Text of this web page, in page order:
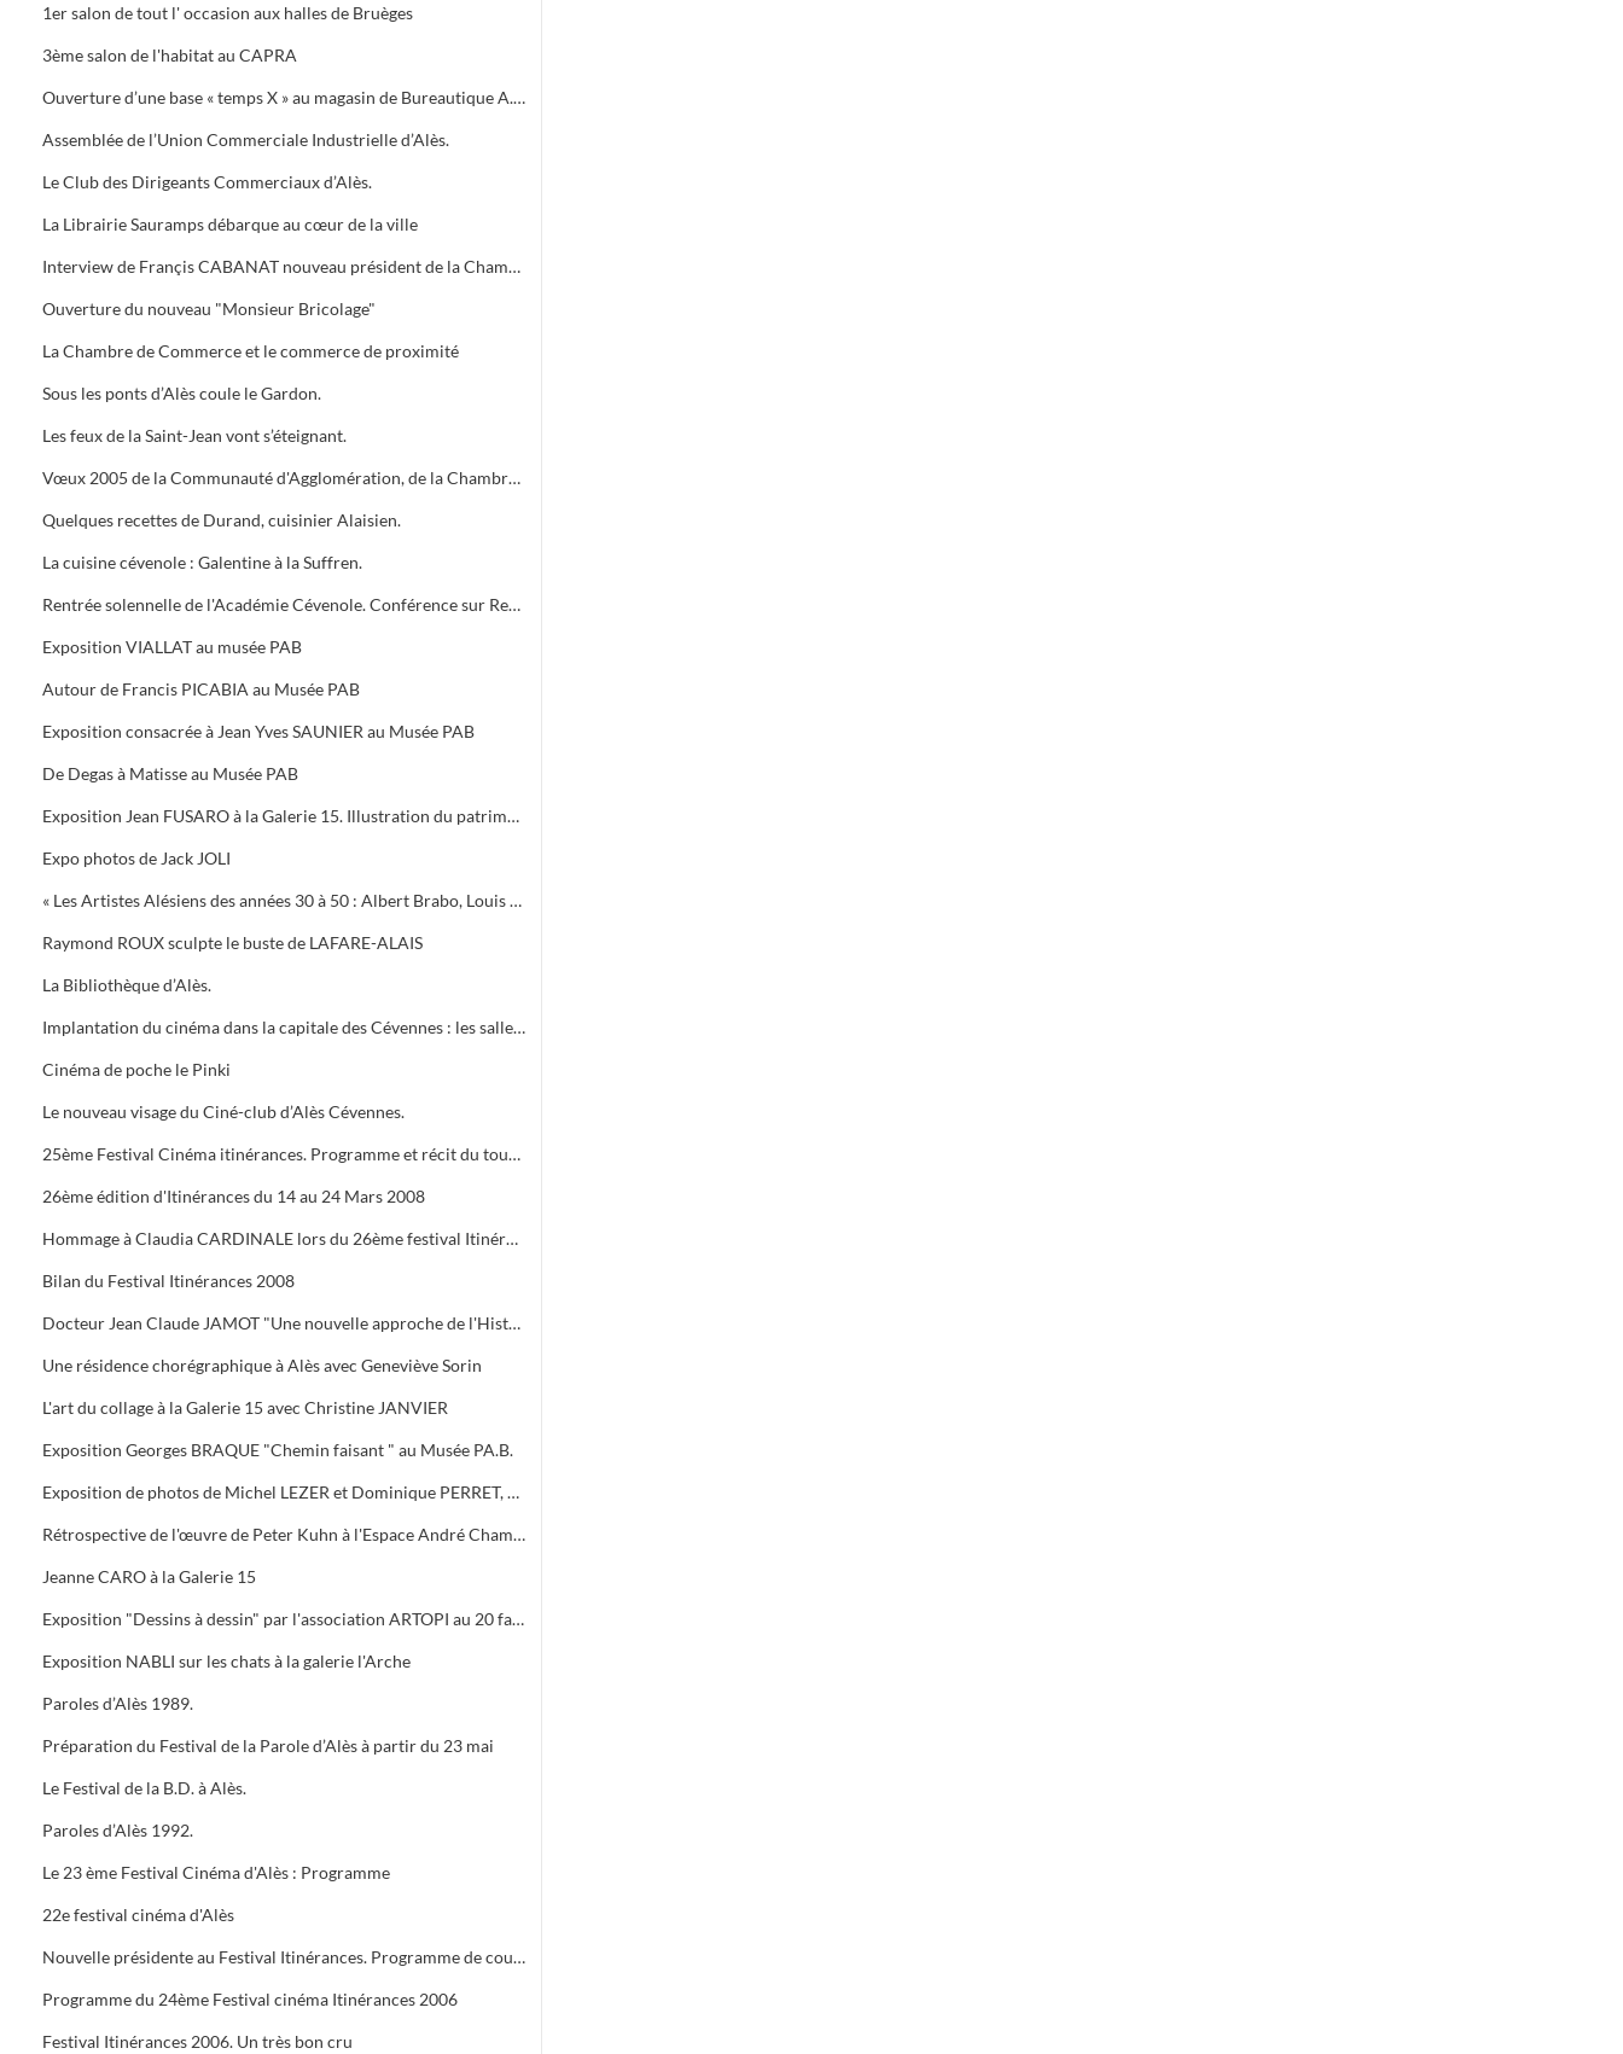
1er salon de tout l' occasion aux halles de Bruèges
3ème salon de l'habitat au CAPRA
Ouverture d’une base « temps X » au magasin de Bureautique A.M.C., 40 Avenue du Général de Gaule à Alès.
Assemblée de l’Union Commerciale Industrielle d’Alès.
Le Club des Dirigeants Commerciaux d’Alès.
La Librairie Sauramps débarque au cœur de la ville
Interview de Françis CABANAT nouveau président de la Chambre de Commerce
Ouverture du nouveau "Monsieur Bricolage"
La Chambre de Commerce et le commerce de proximité
Sous les ponts d’Alès coule le Gardon.
Les feux de la Saint-Jean vont s’éteignant.
Vœux 2005 de la Communauté d'Agglomération, de la Chambre de Commerce, 5 bougies pour la Médiathèque
Quelques recettes de Durand, cuisinier Alaisien.
La cuisine cévenole : Galentine à la Suffren.
Rentrée solennelle de l'Académie Cévenole. Conférence sur Renoir et Albert ANDRE, une amitié (1894-1919)
Exposition VIALLAT au musée PAB
Autour de Francis PICABIA au Musée PAB
Exposition consacrée à Jean Yves SAUNIER au Musée PAB
De Degas à Matisse au Musée PAB
Exposition Jean FUSARO à la Galerie 15. Illustration du patrimoine alésien
Expo photos de Jack JOLI
« Les Artistes Alésiens des années 30 à 50 : Albert Brabo, Louis Cabanes, Louis Arcaix et René Aberlenc » par Annie Corbier
Raymond ROUX sculpte le buste de LAFARE-ALAIS
La Bibliothèque d’Alès.
Implantation du cinéma dans la capitale des Cévennes : les salles du début du siècle à nos jours.
Cinéma de poche le Pinki
Le nouveau visage du Ciné-club d’Alès Cévennes.
25ème Festival Cinéma itinérances. Programme et récit du tournage dans les cévennes d' "Un homme de trop"
26ème édition d'Itinérances du 14 au 24 Mars 2008
Hommage à Claudia CARDINALE lors du 26ème festival Itinérances. En photo avec Max ROUSTAN, Maire
Bilan du Festival Itinérances 2008
Docteur Jean Claude JAMOT "Une nouvelle approche de l'Histoire et de l'Archéologie appliquée aux Celtes
Une résidence chorégraphique à Alès avec Geneviève Sorin
L'art du collage à la Galerie 15 avec Christine JANVIER
Exposition Georges BRAQUE "Chemin faisant " au Musée PA.B.
Exposition de photos de Michel LEZER et Dominique PERRET, de peintures de Monique SANTORO à l'OFFICE DE TOURISME pour la Féria d'Alès
Rétrospective de l'œuvre de Peter Kuhn à l'Espace André Chamson. Exposition consacrée à Vauban à l'OFFICE DE TOURISME. Présentation de saison hors les murs du cratère
Jeanne CARO à la Galerie 15
Exposition "Dessins à dessin" par l'association ARTOPI au 20 faubourg du Soleil
Exposition NABLI sur les chats à la galerie l'Arche
Paroles d’Alès 1989.
Préparation du Festival de la Parole d’Alès à partir du 23 mai
Le Festival de la B.D. à Alès.
Paroles d’Alès 1992.
Le 23 ème Festival Cinéma d'Alès : Programme
22e festival cinéma d'Alès
Nouvelle présidente au Festival Itinérances. Programme de courts métrages de Jacques TATI
Programme du 24ème Festival cinéma Itinérances 2006
Festival Itinérances 2006. Un très bon cru